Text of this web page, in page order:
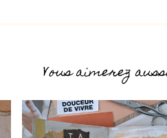
Vous aimerez